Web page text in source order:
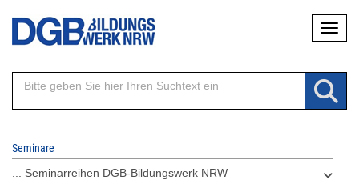
Direkt
Inhalt
Seminare
... Seminarreihen DGB-Bildungswerk NRW